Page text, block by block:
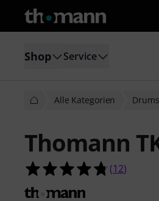
Shop Service
Alle Kategorien
Thomann
4.8 von 5
(12)